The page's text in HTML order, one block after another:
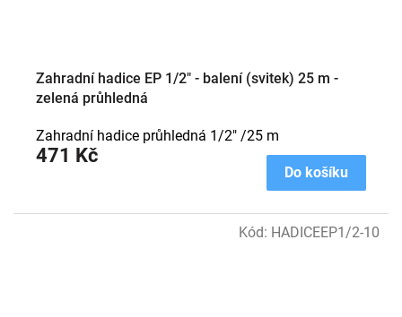
Zahradní hadice EP 1/2" - balení (svitek) 25 m -
zelená průhledná
471 Kč
Do košíku
Zahradní hadice průhledná 1/2" /25 m
Kód: HADICEEP1/2-10